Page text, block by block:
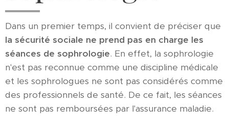
Dans un premier temps, il convient de préciser que
la sécurité sociale ne prend pas en charge les
séances de sophrologie. En effet, la sophrologie
n'est pas reconnue comme une discipline médicale
et les sophrologues ne sont pas considérés comme
des professionnels de santé. De ce fait, les séances
ne sont pas remboursées par l'assurance maladie.